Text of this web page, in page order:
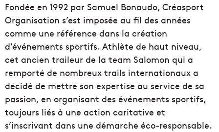
Fondée en 1992 par Samuel Bonaudo, Créasport
Organisation s’est imposée au fil des années
comme une référence dans la création
d’événements sportifs. Athlète de haut niveau,
cet ancien traileur de la team Salomon qui a
remporté de nombreux trails internationaux a
décidé de mettre son expertise au service de sa
passion, en organisant des événements sportifs,
toujours liés à une action caritative et
s’inscrivant dans une démarche éco-responsable.